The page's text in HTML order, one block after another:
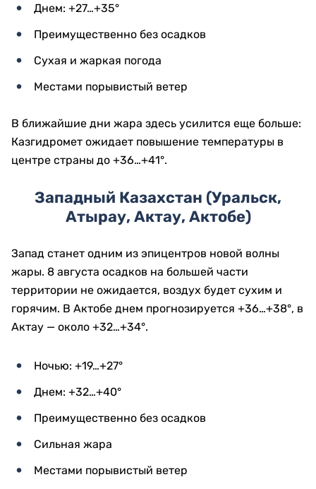
Днем: +27…+35°
Преимущественно без осадков
Сухая и жаркая погода
Местами порывистый ветер
В ближайшие дни жара здесь усилится еще больше:
Казгидромет ожидает повышение температуры в
центре страны до +36…+41°.
Западный Казахстан (Уральск,
Атырау, Актау, Актобе)
Запад станет одним из эпицентров новой волны
жары. 8 августа осадков на большей части
территории не ожидается, воздух будет сухим и
горячим. В Актобе днем прогнозируется +36…+38°, в
Актау — около +32…+34°.
Ночью: +19…+27°
Днем: +32…+40°
Преимущественно без осадков
Сильная жара
Местами порывистый ветер